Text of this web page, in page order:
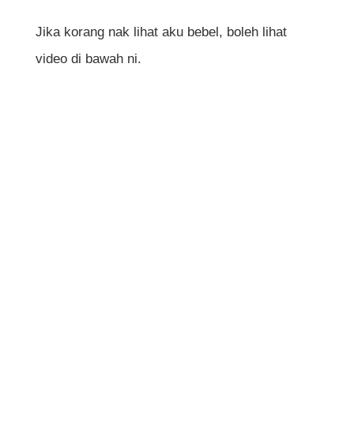
Jika korang nak lihat aku bebel, boleh lihat
video di bawah ni.